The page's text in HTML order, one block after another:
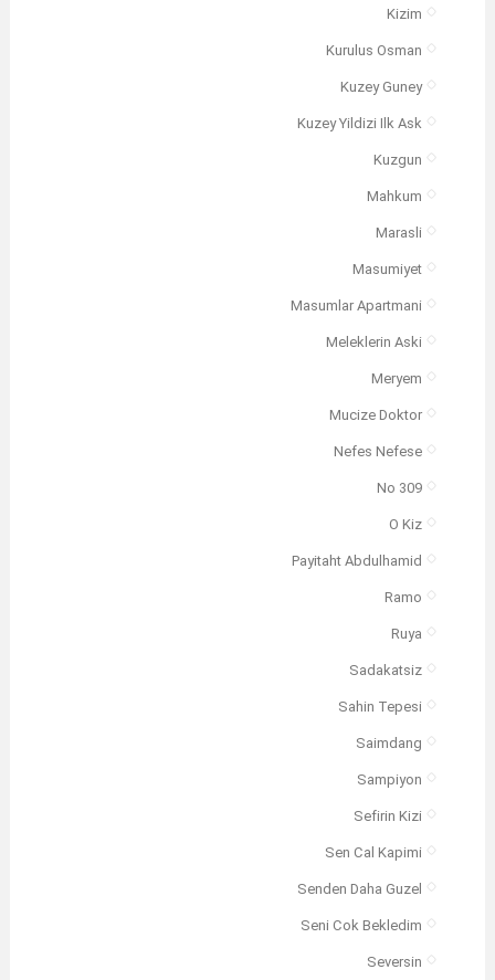
Kizim
Kurulus Osman
Kuzey Guney
Kuzey Yildizi Ilk Ask
Kuzgun
Mahkum
Marasli
Masumiyet
Masumlar Apartmani
Meleklerin Aski
Meryem
Mucize Doktor
Nefes Nefese
No 309
O Kiz
Payitaht Abdulhamid
Ramo
Ruya
Sadakatsiz
Sahin Tepesi
Saimdang
Sampiyon
Sefirin Kizi
Sen Cal Kapimi
Senden Daha Guzel
Seni Cok Bekledim
Seversin